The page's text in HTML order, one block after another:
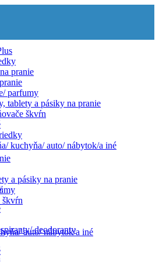
pranie
parfumy
tablety a pásiky na pranie
škvŕn
kuchyňa/ auto/ nábytok/a iné
deodoranty
a pásiky na pranie
škvŕn
auto/ nábytok/a iné